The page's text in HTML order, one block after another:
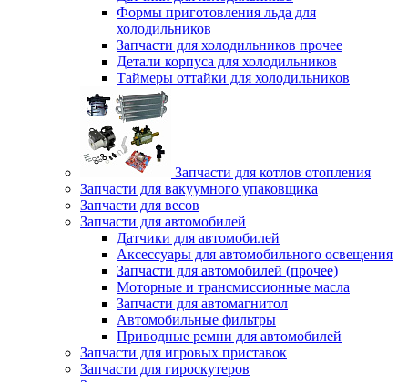
Формы приготовления льда для
холодильников
Запчасти для холодильников прочее
Детали корпуса для холодильников
Таймеры оттайки для холодильников
Запчасти для котлов отопления
Запчасти для вакуумного упаковщика
Запчасти для весов
Запчасти для автомобилей
Датчики для автомобилей
Аксессуары для автомобильного освещения
Запчасти для автомобилей (прочее)
Моторные и трансмиссионные масла
Запчасти для автомагнитол
Автомобильные фильтры
Приводные ремни для автомобилей
Запчасти для игровых приставок
Запчасти для гироскутеров